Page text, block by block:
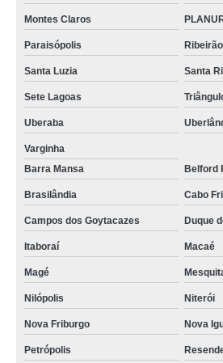
onde vende funis de vidro função Magé
funis de vidro sinterizado comprar Jundiaí
onde vende funis laboratório Macaé
funis de haste longa Formosa
onde vende funis de vidro função Lago Sul
onde vende funis de decantação Cafarnaum
sob encomenda funis de haste longa
funis de vidro laboratório comprar Mairiporã
funis de destilação venda Pinhais
funis de destilação comprar Mandirituba
onde vende funis de destilação Brasilândia
Montes Claros
Paraisópolis
Santa Luzia Santa
Sete Lagoas
Uberaba
Varginha
Barra Mansa
Belford
Brasilândia Cabo
Campos dos Goytacazes Duque
Itaboraí Macaé
Magé
Nilópolis Niterói
Nova Friburgo Nova
Petrópolis